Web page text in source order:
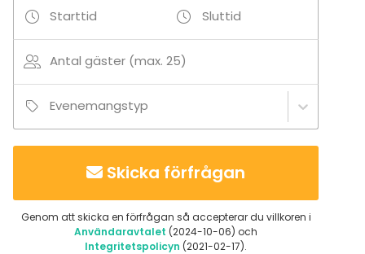
-10 hlö löylyhuone + suihkuhuone, jossa 2 suihkua
Starttid Sluttid
Antal gäster (max. 25)
Evenemangstyp
Skicka förfrågan
Genom att skicka en förfrågan så accepterar du villkoren i
Användaravtalet (2024-10-06) och
Integritetspolicyn (2021-02-17).